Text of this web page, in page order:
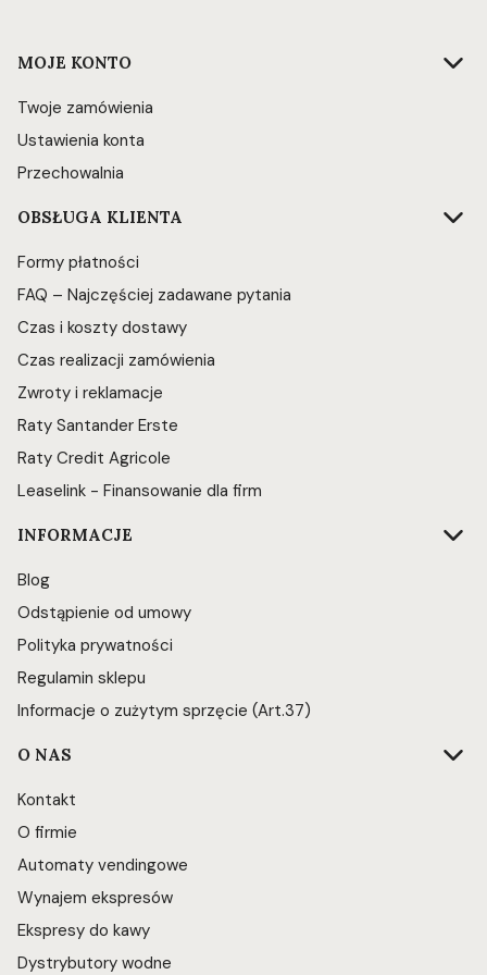
Linki w stopce
MOJE KONTO
Twoje zamówienia
Ustawienia konta
Przechowalnia
OBSŁUGA KLIENTA
Formy płatności
FAQ – Najczęściej zadawane pytania
Czas i koszty dostawy
Czas realizacji zamówienia
Zwroty i reklamacje
Raty Santander Erste
Raty Credit Agricole
Leaselink - Finansowanie dla firm
INFORMACJE
Blog
Odstąpienie od umowy
Polityka prywatności
Regulamin sklepu
Informacje o zużytym sprzęcie (Art.37)
O NAS
Kontakt
O firmie
Automaty vendingowe
Wynajem ekspresów
Ekspresy do kawy
Dystrybutory wodne